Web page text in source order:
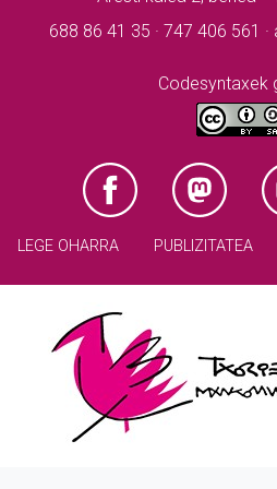
688 86 41 35 · 747 406 561
Codesyntaxek
LEGE OHARRA PUBLIZITATEA